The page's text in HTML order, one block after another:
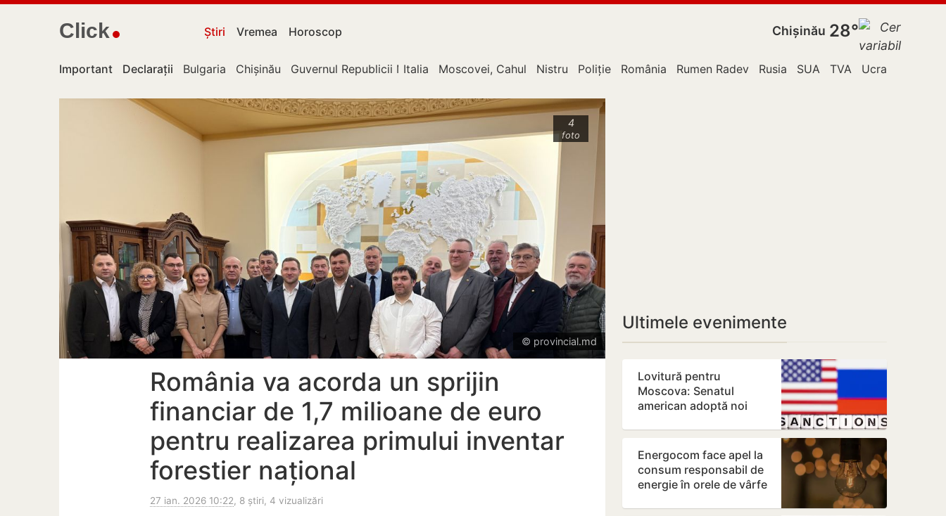
Click Știri Vremea Horoscop Chișinău 28°
Important Declarații Bulgaria Chișinău Guvernul Republicii Moldova
Italia Moscovei, Cahul Nistru Poliție România Rumen Radev Rusia SUA TVA Ucraina
4
foto
© provincial.md
România va acorda un sprijin
financiar de 1,7 milioane de euro
pentru realizarea primului inventar
forestier național
27 ian. 2026 10:22, 8 știri, 4 vizualizări
Ultimele evenimente
Lovitură pentru
Moscova: Senatul
american adoptă noi
Rusiei
Energocom face apel la
consum responsabil de
energie în orele de vârfe